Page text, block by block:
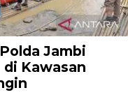
Jambi
Kawasan